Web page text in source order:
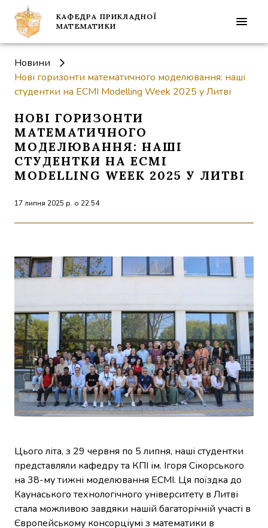
КАФЕДРА ПРИКЛАДНОЇ
МАТЕМАТИКИ
Новини
Нові горизонти математичного моделювання: наші
студентки на ECMI Modelling Week 2025 у Литві
НОВІ ГОРИЗОНТИ
МАТЕМАТИЧНОГО
МОДЕЛЮВАННЯ: НАШІ
СТУДЕНТКИ НА ECMI
MODELLING WEEK 2025 У ЛИТВІ
17 липня 2025 р. о 22:54
Цього літа, з 29 червня по 5 липня, наші студентки
представляли кафедру та КПІ ім. Ігоря Сікорського
на 38-му тижні моделювання ECMI. Ця поїздка до
Каунаського технологічного університету в Литві
стала можливою завдяки нашій багаторічній участі в
Європейському консорціумі з математики в